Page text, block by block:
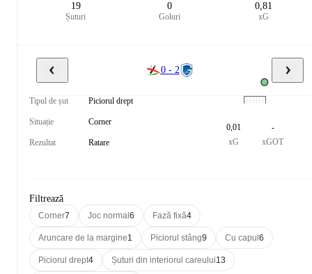
19
Șuturi
0
Goluri
0,81
xG
0 - 2
Tipul de șut Piciorul drept
Situație Corner
Rezultat Ratare
0,01
xG
-
xGOT
Filtrează
Corner7 Joc normal 6 Fază fixă4
Aruncare de la margine1 Piciorul stâng9 Cu capul 6
Piciorul drept4 Șuturi din interiorul careului13